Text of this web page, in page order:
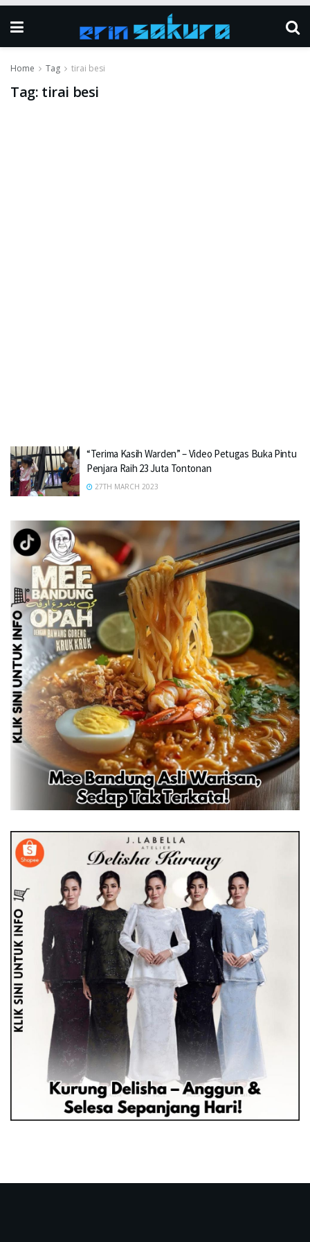
Home Tag tirai besi
Tag: tirai besi
“Terima Kasih Warden” – Video Petugas Buka Pintu
Penjara Raih 23 Juta Tontonan
27TH MARCH 2023